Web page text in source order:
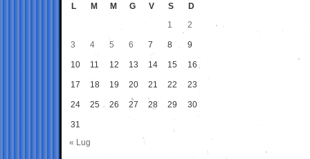
L M M G V S
D
1
2
3 4 5 6 7 8 9
10 11 12 13 14 15 16
17 18 19 20 21 22 23
24 25 26 27 28 29 30
31
« Lug